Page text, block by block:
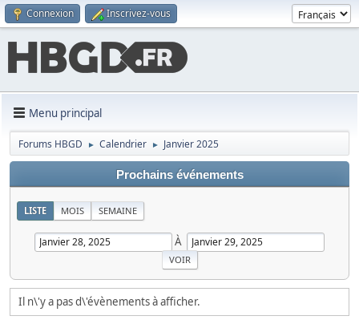
Connexion Inscrivez-vous
Menu principal
Forums HBGD ► Calendrier ► Janvier 2025
Prochains événements
LISTE MOIS SEMAINE
À
Il n\'y a pas d\'évènements à afficher.